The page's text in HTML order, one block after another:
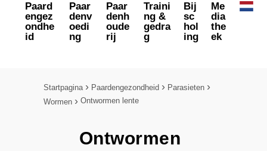
Paard
engez
ondhe
id
Paar
denv
oedi
ng
Paar
denh
oude
rij
Traini
ng &
gedra
g
Bij
sc
hol
ing
Me
dia
the
ek
Startpagina Paardengezondheid
Parasieten
Wormen
Ontwormen lente
Ontwormen